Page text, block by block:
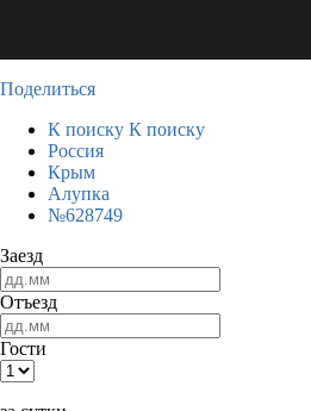
Поделиться
К поиску К поиску
Россия
Крым
Алупка
№628749
Заезд
Отъезд
Гости